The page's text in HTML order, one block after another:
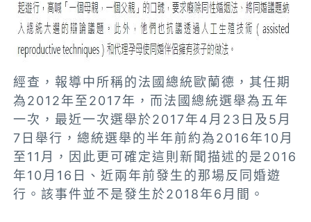
經查，報導中所稱的法國總統歐蘭德，其任期
為2012年至2017年，而法國總統選舉為五年
一次，最近一次選舉於2017年4月23日及5月
7日舉行，總統選舉的半年前約為2016年10月
至11月，因此更可確定這則新聞描述的是2016
年10月16日、近兩年前發生的那場反同婚遊
行。該事件並不是發生於2018年6月間。